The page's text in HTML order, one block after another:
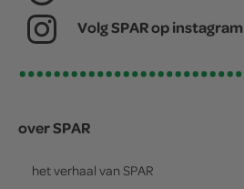
Volg SPAR op instagram
over SPAR
het verhaal van SPAR